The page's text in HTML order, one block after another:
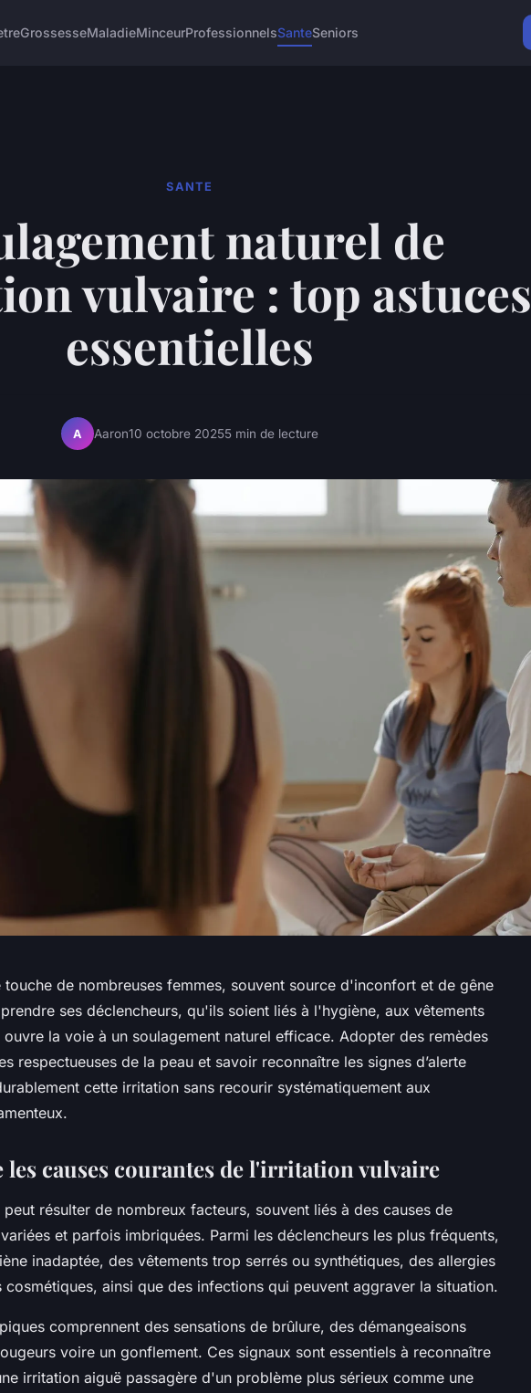
GrossesseMaladieMinceurProfessionnelsSanteSeniors
SANTE
naturel de
vulvaire : top astuces
essentielles
A Aaron10 octobre 20255 min de lecture
de nombreuses femmes, souvent source d'inconfort et de gêne
ses déclencheurs, qu'ils soient liés à l'hygiène, aux vêtements
la voie à un soulagement naturel efficace. Adopter des remèdes
respectueuses de la peau et savoir reconnaître les signes d’alerte
cette irritation sans recourir systématiquement aux
les causes courantes de l'irritation vulvaire
peut résulter de nombreux facteurs, souvent liés à des causes de
et parfois imbriquées. Parmi les déclencheurs les plus fréquents,
inadaptée, des vêtements trop serrés ou synthétiques, des allergies
ainsi que des infections qui peuvent aggraver la situation.
comprennent des sensations de brûlure, des démangeaisons
voire un gonflement. Ces signaux sont essentiels à reconnaître
irritation aiguë passagère d'un problème plus sérieux comme une